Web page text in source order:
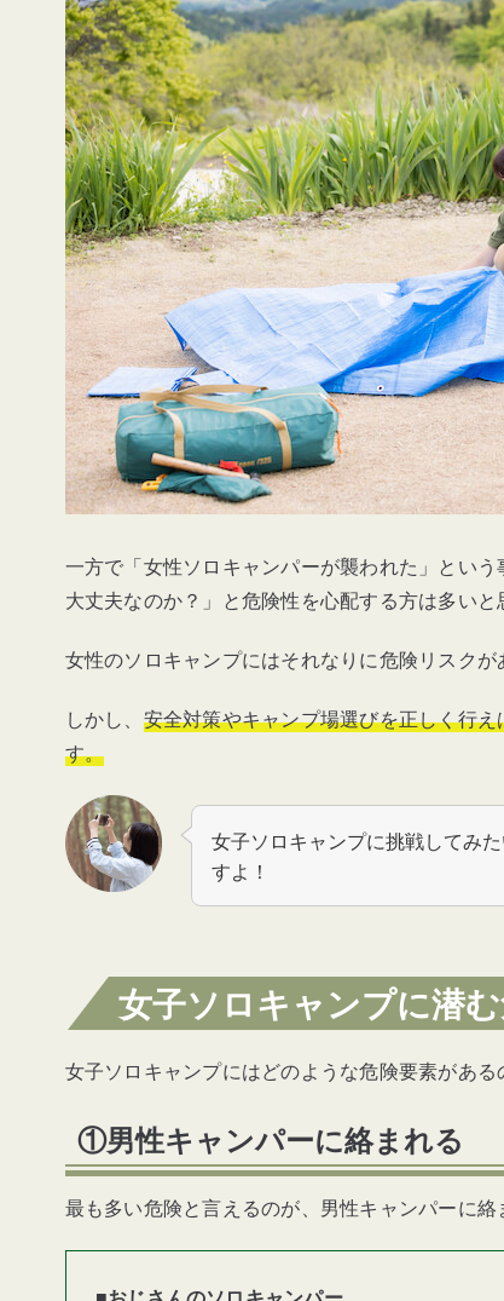
③キャンプ場・設営場所選び
④必要最低限の会話しかしな
⑤サイトからできるだけ離れ
⑥周囲に飲酒を悟られない
女子ソロキャンプにおすすめの防
防犯ブザー
催涙スプレー
多機能パラコードブレスレッ
女子ソロキャンプ 就寝時におすす
南京錠
LEDセンサーライト
3〜4人用テント
長瀞オートキャンプ場【埼玉
実録！危険体験と回避方法
女子ソロキャンプに「潜む危険」
一方で「女性ソロキャンパーが襲われた」とい
大丈夫なのか？」と危険性を心配する方は多いと
女性のソロキャンプにはそれなりに危険リスクが
しかし、 安全対策やキャンプ場選びを正しく行
す。
女子ソロキャンプに挑戦してみ
すよ！
女子ソロキャンプに潜
女子ソロキャンプにはどのような危険要素がある
①男性キャンパーに絡まれる
最も多い危険と言えるのが、男性キャンパーに絡